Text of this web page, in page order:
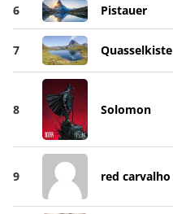
6 Pistauer
7 Quasselkiste
8 Solomon
9 red carvalho